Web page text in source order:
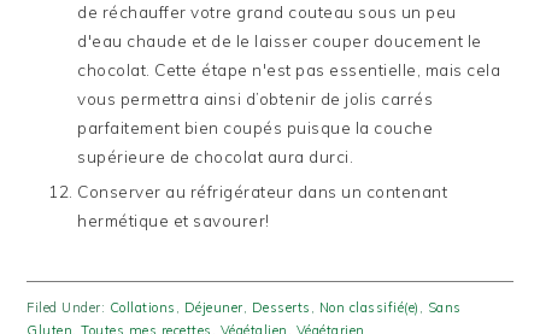
de réchauffer votre grand couteau sous un peu
d'eau chaude et de le laisser couper doucement le
chocolat. Cette étape n'est pas essentielle, mais cela
vous permettra ainsi d’obtenir de jolis carrés
parfaitement bien coupés puisque la couche
supérieure de chocolat aura durci.
Conserver au réfrigérateur dans un contenant
hermétique et savourer!
Filed Under: Collations , Déjeuner, Desserts , Non classifié(e) , Sans